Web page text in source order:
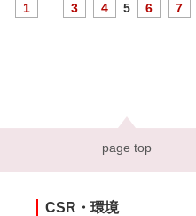
1 3 4 5 6 7
page top
CSR・環境